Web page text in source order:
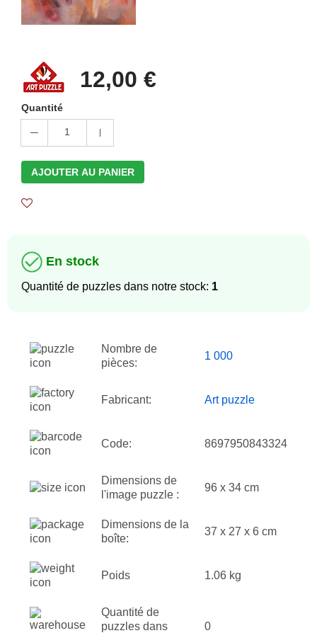
12,00 €
Quantité
1
AJOUTER AU PANIER
En stock
Quantité de puzzles dans notre stock: 1
Nombre de
pièces:
1 000
Fabricant: Art puzzle
Code: 8697950843324
Dimensions de
l'image puzzle :
96 x 34 cm
Dimensions de la
boîte:
37 x 27 x 6 cm
Poids 1.06 kg
Quantité de
puzzles dans
0